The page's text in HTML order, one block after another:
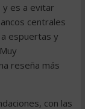
y es a evitar
centrales
espuertas y
reseña más
con las